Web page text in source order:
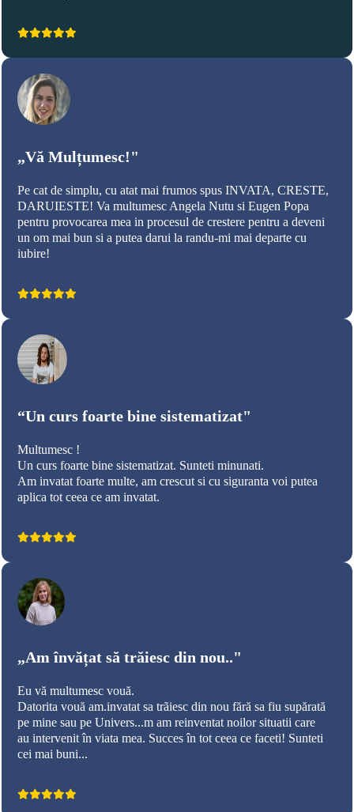
„Vă Mulțumesc!"
Pe cat de simplu, cu atat mai frumos spus INVATA, CRESTE,
DARUIESTE! Va multumesc Angela Nutu si Eugen Popa
pentru provocarea mea in procesul de crestere pentru a deveni
un om mai bun si a putea darui la randu-mi mai departe cu
iubire!
“Un curs foarte bine sistematizat"
Multumesc !
Un curs foarte bine sistematizat. Sunteti minunati.
Am invatat foarte multe, am crescut si cu siguranta voi putea
aplica tot ceea ce am invatat.
„Am învățat să trăiesc din nou.."
Eu vă multumesc vouă.
Datorita vouă am.invatat sa trãiesc din nou fără sa fiu supărată
pe mine sau pe Univers...m am reinventat noilor situatii care
au intervenit în viata mea. Succes în tot ceea ce faceti! Sunteti
cei mai buni...